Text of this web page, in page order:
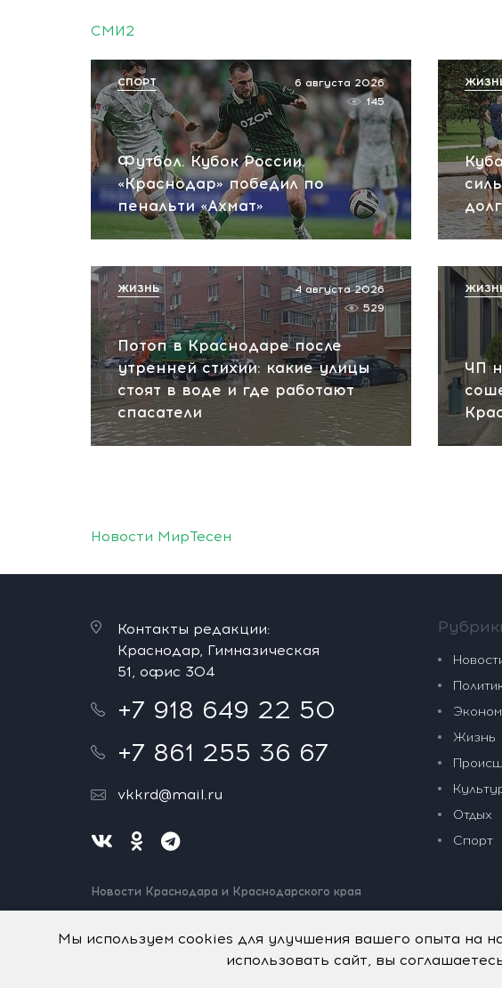
СМИ2
Футбол. Кубок России.
«Краснодар» победил по
пенальти «Ахмат»
6 августа 2026
145
СПОРТ
Потоп в Краснодаре после
утренней стихии: какие улицы
стоят в воде и где работают
спасатели
4 августа 2026
529
ЖИЗНЬ
ЧП
Новости МирТесен
Контакты редакции:
Краснодар, Гимназическая
51, офис 304
+7 918 649 22 50
+7 861 255 36 67
vkkrd@mail.ru
Новости Краснодара и Краснодарского края
Нашли ошибку? Выделите и нажмите Ctrl+Enter.
Жизнь
Отдых
Спорт
Мы используем cookies для улучшения вашего опыта на
использовать сайт, вы